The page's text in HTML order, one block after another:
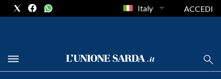
METEO
Italy ACCEDI